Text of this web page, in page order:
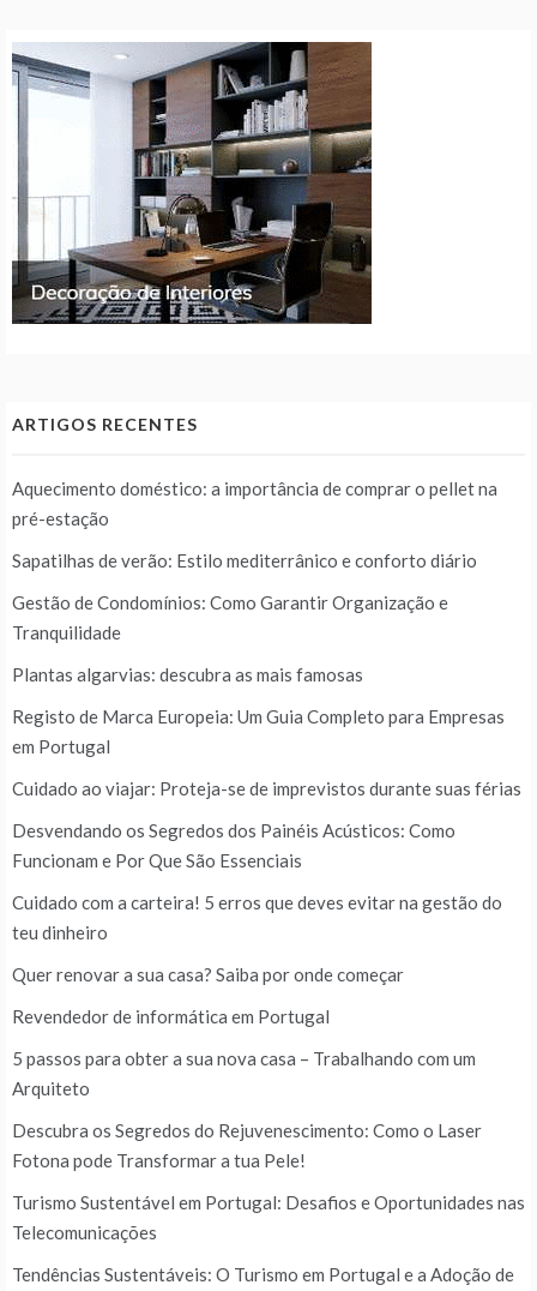
ARTIGOS RECENTES
Aquecimento doméstico: a importância de comprar o pellet na
pré-estação
Sapatilhas de verão: Estilo mediterrânico e conforto diário
Gestão de Condomínios: Como Garantir Organização e
Tranquilidade
Plantas algarvias: descubra as mais famosas
Registo de Marca Europeia: Um Guia Completo para Empresas
em Portugal
Cuidado ao viajar: Proteja-se de imprevistos durante suas férias
Desvendando os Segredos dos Painéis Acústicos: Como
Funcionam e Por Que São Essenciais
Cuidado com a carteira! 5 erros que deves evitar na gestão do
teu dinheiro
Quer renovar a sua casa? Saiba por onde começar
Revendedor de informática em Portugal
5 passos para obter a sua nova casa – Trabalhando com um
Arquiteto
Descubra os Segredos do Rejuvenescimento: Como o Laser
Fotona pode Transformar a tua Pele!
Turismo Sustentável em Portugal: Desafios e Oportunidades nas
Telecomunicações
Tendências Sustentáveis: O Turismo em Portugal e a Adoção de